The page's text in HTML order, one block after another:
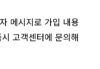
메시지로 가입 내용
고객센터에 문의해